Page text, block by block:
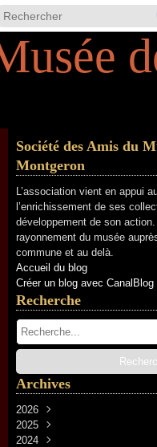
Société des Amis du
Montgeron
L’association vient en appui
l’enrichissement de ses
développement de son
rayonnement du musée
commune et au delà.
Accueil du blog
Créer un blog avec CanalBlog
Recherche
Archives
2026
Avril
Janvier
2025
Décembre
2024